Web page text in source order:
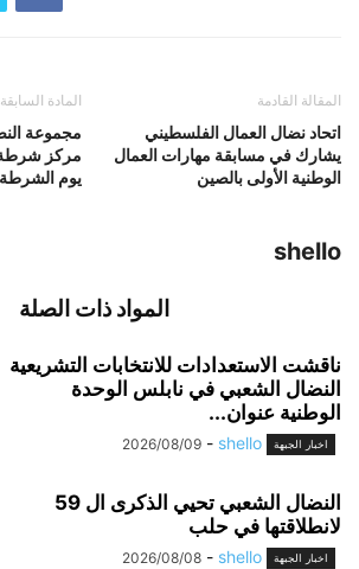
المادة السابقة
مجموعة
مركز شرطة
يوم الشرطة
المقالة القادمة
اتحاد نضال العمال الفلسطيني
يشارك في مسابقة مهارات العمال
الوطنية الأولى بالصين
shello
المواد ذات الصلة
ناقشت الاستعدادات للانتخابات التشريعية
النضال الشعبي في نابلس الوحدة
الوطنية عنوان...
اخبار الجبهة shello
-
2026/08/09
النضال الشعبي تحيي الذكرى ال 59
لانطلاقتها في حلب
اخبار الجبهة shello
-
2026/08/08